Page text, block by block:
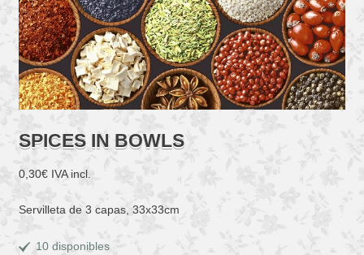
SPICES IN BOWLS
0,30€ IVA incl.
Servilleta de 3 capas, 33x33cm
10 disponibles